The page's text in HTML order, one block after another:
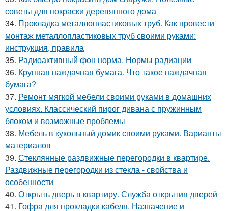
советы для покраски деревянного дома
34. Прокладка металлопластиковых труб. Как провести
монтаж металлопластиковых труб своими руками:
инструкция, правила
35. Радиоактивный фон норма. Нормы радиации
36. Крупная наждачная бумага. Что такое наждачная
бумага?
37. Ремонт мягкой мебели своими руками в домашних
условиях. Классический пирог дивана с пружинным
блоком и возможные проблемы
38. Мебель в кукольный домик своими руками. Варианты
материалов
39. Стеклянные раздвижные перегородки в квартире.
Раздвижные перегородки из стекла - свойства и
особенности
40. Открыть дверь в квартиру. Служба открытия дверей
41. Гофра для прокладки кабеля. Назначение и